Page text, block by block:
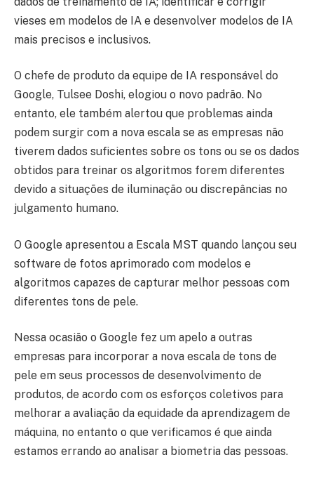
vieses em modelos de IA e desenvolver modelos de IA
mais precisos e inclusivos.
O chefe de produto da equipe de IA responsável do
Google, Tulsee Doshi, elogiou o novo padrão. No
entanto, ele também alertou que problemas ainda
podem surgir com a nova escala se as empresas não
tiverem dados suficientes sobre os tons ou se os dados
obtidos para treinar os algoritmos forem diferentes
devido a situações de iluminação ou discrepâncias no
julgamento humano.
O Google apresentou a Escala MST quando lançou seu
software de fotos aprimorado com modelos e
algoritmos capazes de capturar melhor pessoas com
diferentes tons de pele.
Nessa ocasião o Google fez um apelo a outras
empresas para incorporar a nova escala de tons de
pele em seus processos de desenvolvimento de
produtos, de acordo com os esforços coletivos para
melhorar a avaliação da equidade da aprendizagem de
máquina, no entanto o que verificamos é que ainda
estamos errando ao analisar a biometria das pessoas.